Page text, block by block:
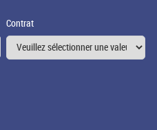
Contrat